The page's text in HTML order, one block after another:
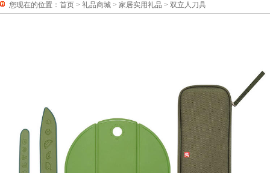
您现在的位置： 首页 > 礼品商城 > 家居实用礼品 > 双立人刀具